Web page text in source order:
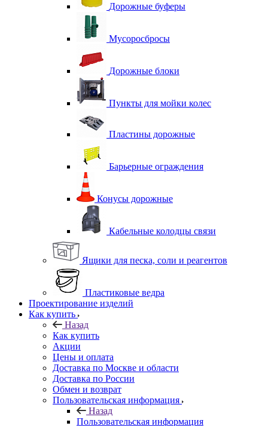
Дорожные буферы
Мусоросбросы
Дорожные блоки
Пункты для мойки колес
Пластины дорожные
Барьерные ограждения
Конусы дорожные
Кабельные колодцы связи
Ящики для песка, соли и реагентов
Пластиковые ведра
Проектирование изделий
Как купить
Назад
Как купить
Акции
Цены и оплата
Доставка по Москве и области
Доставка по России
Обмен и возврат
Пользовательская информация
Назад
Пользовательская информация